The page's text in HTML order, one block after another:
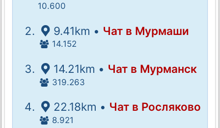
10.600
9.41km • Чат в Мурмаши
14.152
14.21km • Чат в Мурманск
319.263
22.18km • Чат в Росляково
8.921